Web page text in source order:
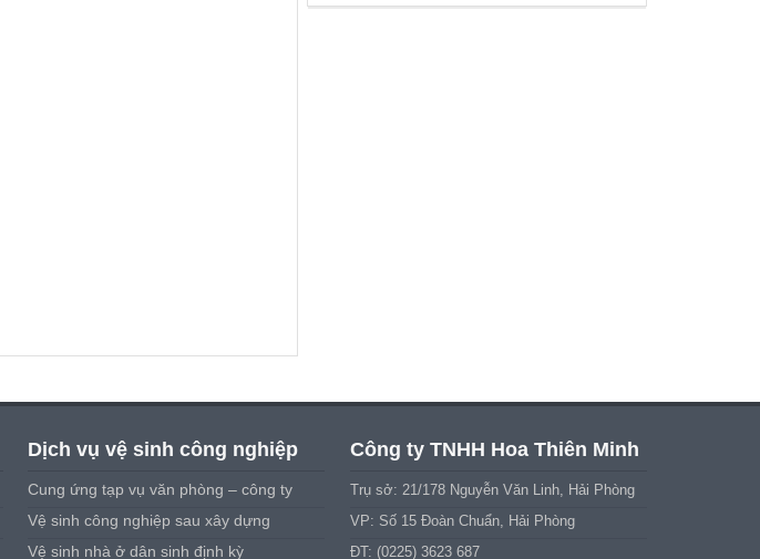
Dịch vụ vệ sinh công nghiệp
Cung ứng tạp vụ văn phòng – công ty
Vệ sinh công nghiệp sau xây dựng
Vệ sinh nhà ở dân sinh định kỳ
Công ty TNHH Hoa Thiên Minh
Trụ sở: 21/178 Nguyễn Văn Linh, Hải Phòng
VP: Số 15 Đoàn Chuẩn, Hải Phòng
ĐT: (0225) 3623 687